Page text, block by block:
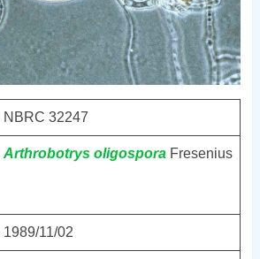
NBRC 32247
Arthrobotrys oligosporaFresenius
1989/11/02